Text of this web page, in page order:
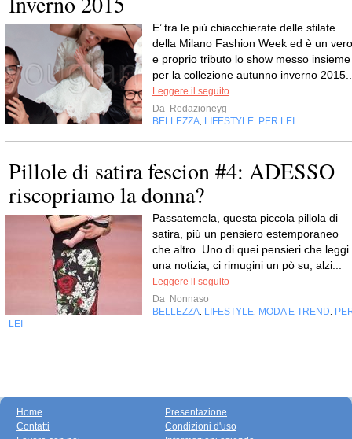
E’ tra le più chiacchierate delle sfilate
della Milano Fashion Week ed è un vero
e proprio tributo lo show messo insieme
per la collezione autunno inverno
Leggere il seguito
Da Redazioneyg
BELLEZZA, LIFESTYLE, PER LEI
Pillole di satira fescion #4: ADESSO
riscopriamo la donna?
Passatemela, questa piccola pillola di
satira, più un pensiero estemporaneo
che altro. Uno di quei pensieri che leggi
una notizia, ci rimugini un pò su, alzi...
Leggere il seguito
Da Nonnaso
BELLEZZA, LIFESTYLE, MODA E TREND,
LEI
Home
Contatti
Presentazione
Condizioni d'uso